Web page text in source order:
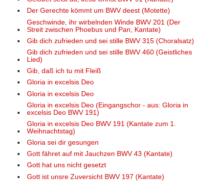
Der Gerechte kömmt um BWV deest (Motette)
Geschwinde, ihr wirbelnden Winde BWV 201 (Der
Streit zwischen Phoebus und Pan, Kantate)
Gib dich zufrieden und sei stille BWV 315 (Choralsatz)
Gib dich zufrieden und sei stille BWV 460 (Geistliches
Lied)
Gib, daß ich tu mit Fleiß
Gloria in excelsis Deo
Gloria in excelsis Deo
Gloria in excelsis Deo (Eingangschor - aus: Gloria in
excelsis Deo BWV 191)
Gloria in excelsis Deo BWV 191 (Kantate zum 1.
Weihnachtstag)
Gloria sei dir gesungen
Gott fähret auf mit Jauchzen BWV 43 (Kantate)
Gott hat uns nicht gesetzt
Gott ist unsre Zuversicht BWV 197 (Kantate)